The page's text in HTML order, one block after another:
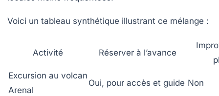
Voici un tableau synthétique illustrant ce mélange :
Activité Réserver à l’avance
Excursion au volcan
Arenal
Oui, pour accès et guide Non